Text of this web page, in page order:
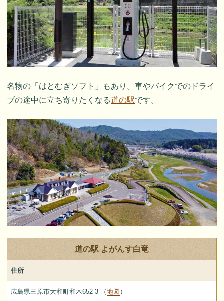
名物の「はとむぎソフト」もあり。車やバイクでのドライ
ブの途中に立ち寄りたくなる道の駅です。
道の駅 よがんす白竜
住所
広島県三原市大和町和木652-3 （地図 ）